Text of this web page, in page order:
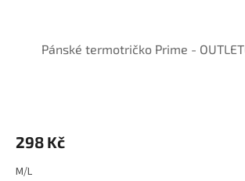
Pánské termotričko Prime -
298 Kč
M/L